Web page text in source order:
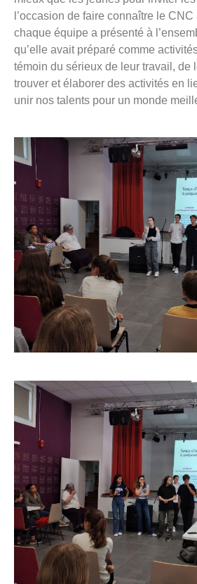
l’occasion de faire connaître le
chaque équipe a présenté à
qu’elle avait préparé comme
témoin du sérieux de leur travail, de
trouver et élaborer des activités en
unir nos talents pour un monde